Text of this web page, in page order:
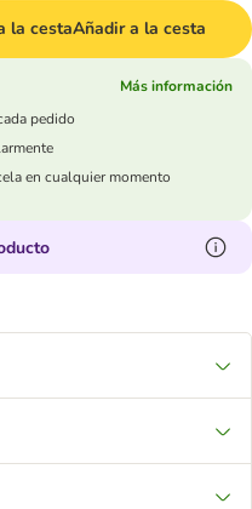
la cestaAñadir a la cesta
Más información
pedido
en cualquier momento